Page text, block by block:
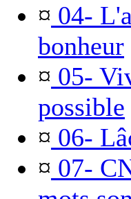
¤ 04-
bonheur
¤ 05-
possible
¤ 06-
¤ 07-